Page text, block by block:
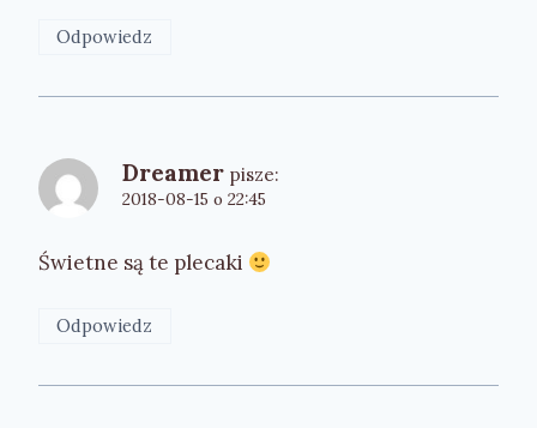
Odpowiedz
Dreamer pisze:
2018-08-15 o 22:45
Świetne są te plecaki
Odpowiedz